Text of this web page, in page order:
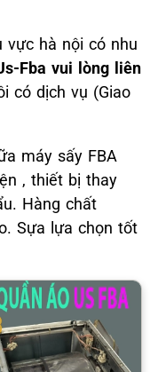
vực hà nội có nhu
Fba vui lòng liên
có dịch vụ (Giao
máy sấy FBA
, thiết bị thay
Hàng chất
Sựa lựa chọn tốt